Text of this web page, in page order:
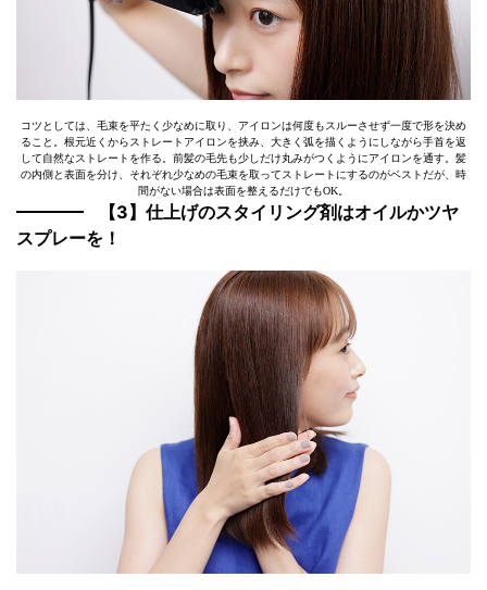
コツとしては、毛束を平たく少なめに取り、アイロンは何度もスルーさせず一度で形を決め
ること。根元近くからストレートアイロンを挟み、大きく弧を描くようにしながら手首を返
して自然なストレートを作る。前髪の毛先も少しだけ丸みがつくようにアイロンを通す。髪
の内側と表面を分け、それぞれ少なめの毛束を取ってストレートにするのがベストだが、時
間がない場合は表面を整えるだけでもOK。
【3】仕上げのスタイリング剤はオイルかツヤ
スプレーを！